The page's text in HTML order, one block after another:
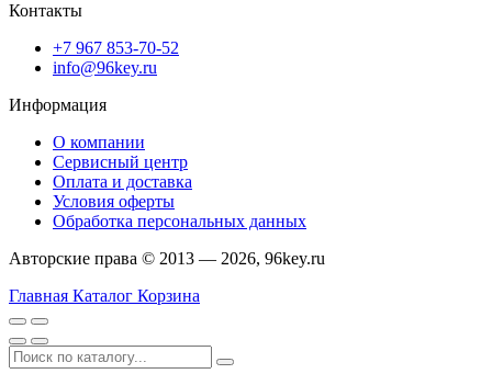
Контакты
+7 967 853-70-52
info@96key.ru
Информация
О компании
Сервисный центр
Оплата и доставка
Условия оферты
Обработка персональных данных
Авторские права © 2013 — 2026, 96key.ru
Главная Каталог Корзина